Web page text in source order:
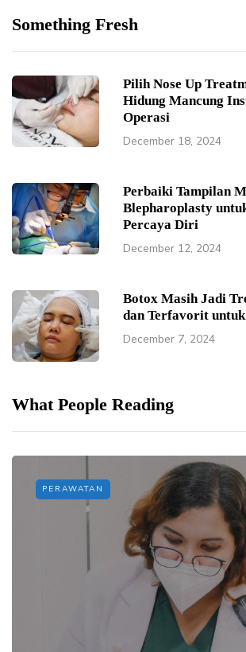
Something Fresh
Pilih Nose Up
Hidung Mancung
Operasi
December 18, 2024
Perbaiki Tampilan
Blepharoplasty
Percaya Diri
December 12, 2024
Botox Masih Jadi
dan Terfavorit
December 7, 2024
What People Reading
PERAWATAN